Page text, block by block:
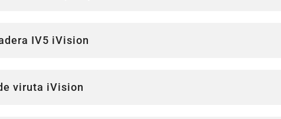
IV5 iVision
viruta iVision